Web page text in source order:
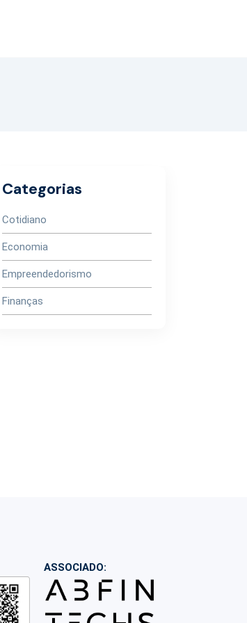
Categorias
Cotidiano
Economia
Empreendedorismo
Finanças
ASSOCIADO: